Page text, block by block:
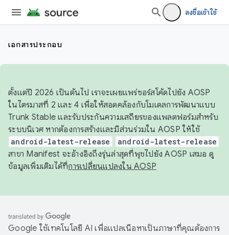
ลงชื่อเข้าใช้
เอกสารประกอบ
ตั้งแต่ปี 2026 เป็นต้นไป เราจะเผยแพร่ซอร์สโค้ดไปยัง AOSP
ในไตรมาสที่ 2 และ 4 เพื่อให้สอดคล้องกับโมเดลการพัฒนาแบบ
Trunk Stable และรับประกันความเสถียรของแพลตฟอร์มสำหรับ
ระบบนิเวศ หากต้องการสร้างและมีส่วนร่วมใน AOSP ให้ใช้
android-latest-release android-latest-release
สาขา Manifest จะอ้างอิงถึงรุ่นล่าสุดที่พุชไปยัง AOSP เสมอ ดู
ข้อมูลเพิ่มเติมได้ที่การเปลี่ยนแปลงใน AOSP
Google ใช้เทคโนโลยี AI เพื่อแปลเนื้อหาเป็นภาษาที่คุณต้องการ